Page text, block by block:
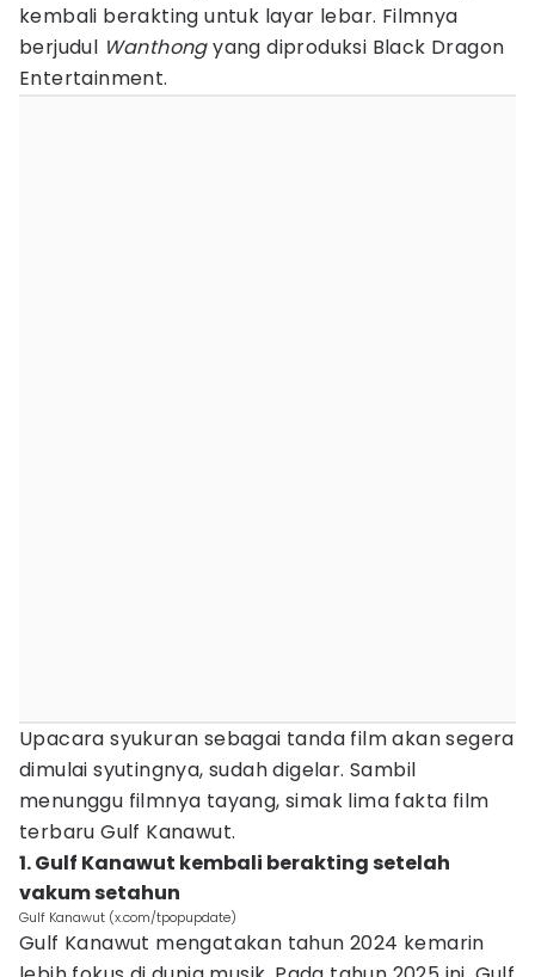
kembali berakting untuk layar lebar. Filmnya
berjudul Wanthongyang diproduksi Black Dragon
Entertainment.
Upacara syukuran sebagai tanda film akan segera
dimulai syutingnya, sudah digelar. Sambil
menunggu filmnya tayang, simak lima fakta film
terbaru Gulf Kanawut.
1. Gulf Kanawut kembali berakting setelah
vakum setahun
Gulf Kanawut (x.com/tpopupdate)
Gulf Kanawut mengatakan tahun 2024 kemarin